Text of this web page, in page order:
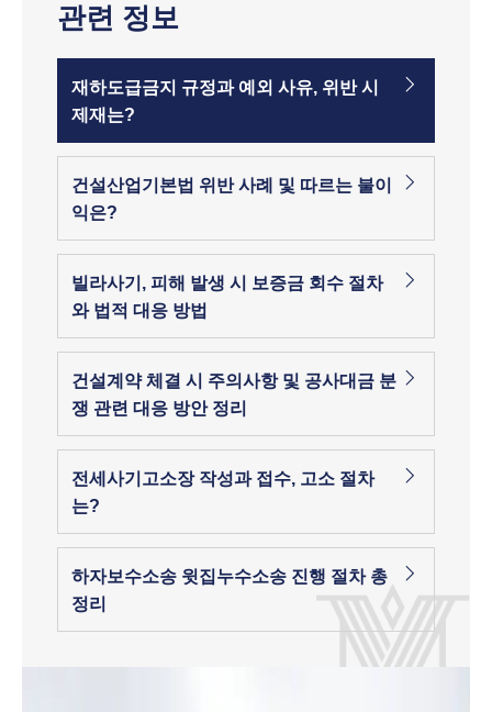
관련 정보
재하도급금지 규정과 예외 사유, 위반 시
제재는?
건설산업기본법 위반 사례 및 따르는 불이
익은?
빌라사기, 피해 발생 시 보증금 회수 절차
와 법적 대응 방법
건설계약 체결 시 주의사항 및 공사대금 분
쟁 관련 대응 방안 정리
전세사기고소장 작성과 접수, 고소 절차
는?
하자보수소송 윗집누수소송 진행 절차 총
정리